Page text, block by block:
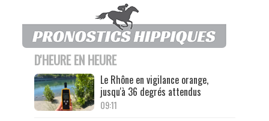
D'HEURE EN HEURE
Le Rhône en vigilance orange,
jusqu'à 36 degrés attendus
09:11